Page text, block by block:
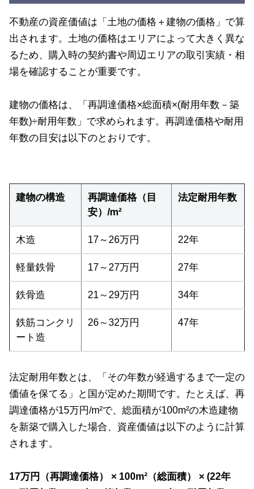
不動産の資産価値は「土地の価格＋建物の価格」で算
出されます。土地の価格はエリアによって大きく異な
るため、購入時の契約書や周辺エリアの取引実績・相
場を確認することが重要です。
建物の価格は、「再調達価格×総面積×(耐用年数－築
年数)÷耐用年数」で求められます。再調達価格や耐用
年数の目安は以下のとおりです。
建物の構造
再調達価格（目
安）/m²
法定耐用年数
木造 17～26万円 22年
軽量鉄骨 17～27万円 27年
鉄骨造 21～29万円 34年
鉄筋コンクリ
ート造
26～32万円 47年
法定耐用年数とは、「その年数が経過するまで一定の
価値を保てる」と国が定めた期間です。たとえば、再
調達価格が15万円/m²で、総面積が100m²の木造建物
を新築で購入した場合、資産価値は以下のように計算
されます。
17万円（再調達価格） × 100m²（総面積） × (22年